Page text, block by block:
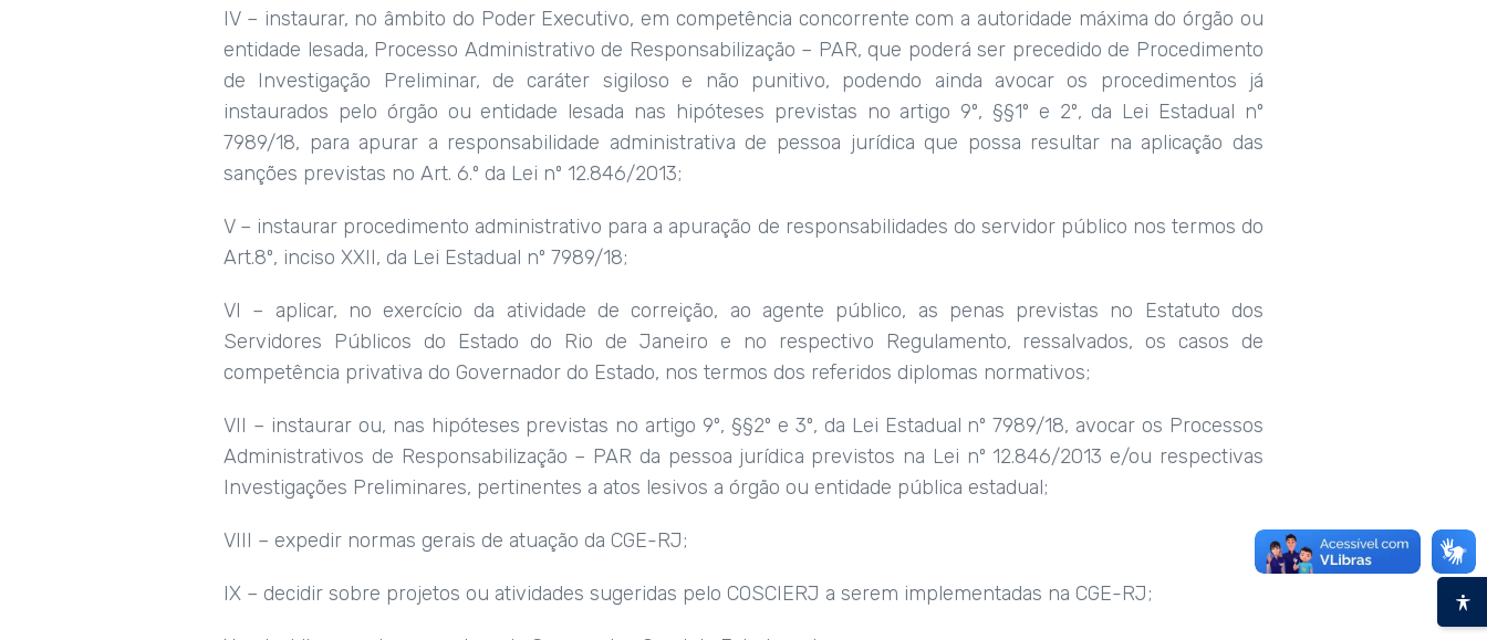
IV – instaurar, no âmbito do Poder Executivo, em competência concorrente com a autoridade máxima do órgão ou
entidade lesada, Processo Administrativo de Responsabilização – PAR, que poderá ser precedido de Procedimento
de Investigação Preliminar, de caráter sigiloso e não punitivo, podendo ainda avocar os procedimentos já
instaurados pelo órgão ou entidade lesada nas hipóteses previstas no artigo 9º, §§1º e 2º, da Lei Estadual nº
7989/18, para apurar a responsabilidade administrativa de pessoa jurídica que possa resultar na aplicação das
sanções previstas no Art. 6.º da Lei nº 12.846/2013;
V – instaurar procedimento administrativo para a apuração de responsabilidades do servidor público nos termos do
Art.8º, inciso XXII, da Lei Estadual nº 7989/18;
VI – aplicar, no exercício da atividade de correição, ao agente público, as penas previstas no Estatuto dos
Servidores Públicos do Estado do Rio de Janeiro e no respectivo Regulamento, ressalvados, os casos de
competência privativa do Governador do Estado, nos termos dos referidos diplomas normativos;
VII – instaurar ou, nas hipóteses previstas no artigo 9º, §§2º e 3º, da Lei Estadual nº 7989/18, avocar os Processos
Administrativos de Responsabilização – PAR da pessoa jurídica previstos na Lei nº 12.846/2013 e/ou respectivas
Investigações Preliminares, pertinentes a atos lesivos a órgão ou entidade pública estadual;
VIII – expedir normas gerais de atuação da CGE-RJ;
IX – decidir sobre projetos ou atividades sugeridas pelo COSCIERJ a serem implementadas na CGE-RJ;